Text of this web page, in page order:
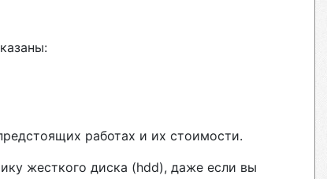
работах и их стоимости.
жесткого диска (hdd), даже если вы